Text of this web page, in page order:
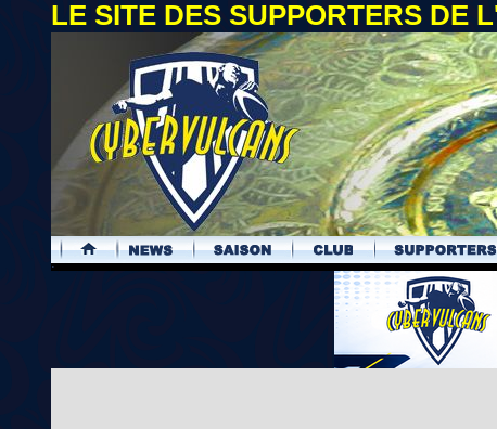
LE SITE DES SUPPORTERS DE
.